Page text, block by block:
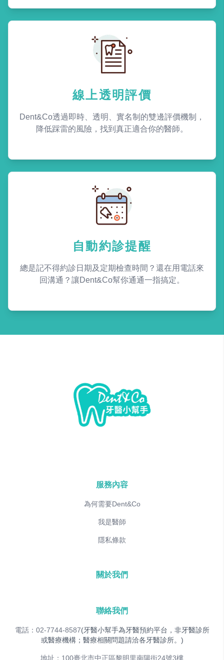
線上透明評價
Dent&Co透過即時、透明、實名制的雙邊評價機制，
降低踩雷的風險，找到真正適合你的醫師。
自動約診提醒
總是記不得約診日期及定期檢查時間？還在用電話來
回溝通？讓Dent&Co幫你通通一指搞定。
服務內容
為何需要Dent&Co
我是醫師
隱私條款
關於我們
聯絡我們
電話：02-7744-8587(牙醫小幫手為牙醫預約平台，非牙醫診所
或醫療機構；醫療相關問題請洽各牙醫診所。)
地址：100臺北市中正區黎明里南陽街24號3樓